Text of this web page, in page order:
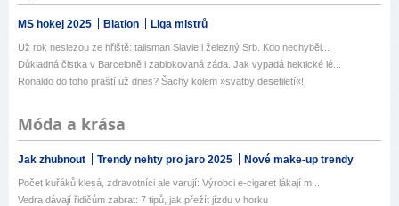
MS hokej 2025 Biatlon Liga mistrů
Už rok neslezou ze hřiště: talisman Slavie i železný Srb. Kdo nechyběl...
Důkladná čistka v Barceloně i zablokovaná záda. Jak vypadá hektické lé...
Ronaldo do toho praští už dnes? Šachy kolem »svatby desetiletí«!
Móda a krása
Jak zhubnout Trendy nehty pro jaro 2025 Nové make-up trendy
Počet kuřáků klesá, zdravotníci ale varují: Výrobci e-cigaret lákají m...
Vedra dávají řidičům zabrat: 7 tipů, jak přežít jízdu v horku